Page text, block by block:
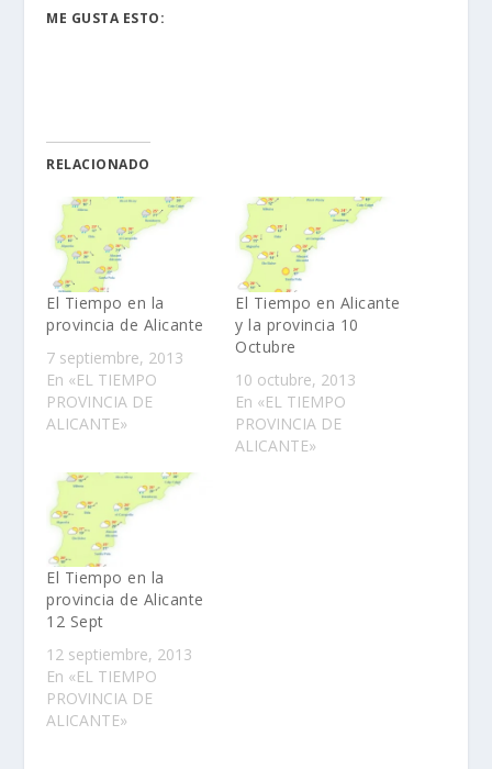
ME GUSTA ESTO:
RELACIONADO
El Tiempo en la
provincia de Alicante
7 septiembre, 2013
En «EL TIEMPO
PROVINCIA DE
ALICANTE»
El Tiempo en Alicante
y la provincia 10
Octubre
10 octubre, 2013
En «EL TIEMPO
PROVINCIA DE
ALICANTE»
El Tiempo en la
provincia de Alicante
12 Sept
12 septiembre, 2013
En «EL TIEMPO
PROVINCIA DE
ALICANTE»